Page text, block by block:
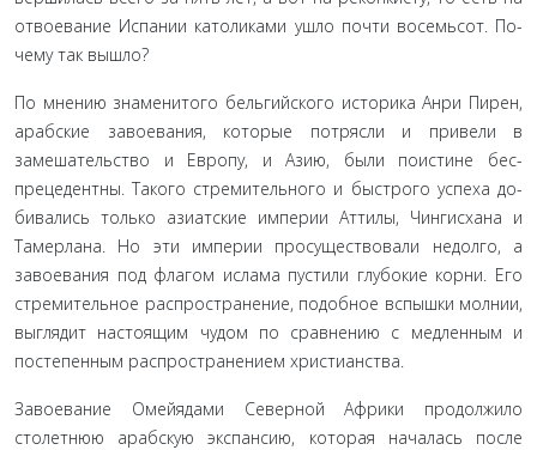
отвоевание Испании католиками ушло почти восемьсот. По­
чему так вышло?
По мнению знаменитого бельгийского историка Анри Пирен,
арабские завоевания, которые потрясли и привели в
замешательство и Европу, и Азию, были поистине бес­
прецедентны. Такого стремительного и быстрого успеха до­
бивались только азиатские империи Аттилы, Чингисхана и
Тамерлана. Но эти империи просуществовали недолго, а
завоевания под флагом ислама пустили глубокие корни. Его
стремительное распространение, подобное вспышки мол­нии,
выглядит настоящим чудом по сравнению с медленным и
постепенным распространением христианства.
Завоевание Омейядами Северной Африки продолжи­ло
столетнюю арабскую экспансию, которая началась после